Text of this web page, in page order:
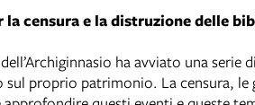
censura e la distruzione delle
ha avviato una
proprio patrimonio. La censura,